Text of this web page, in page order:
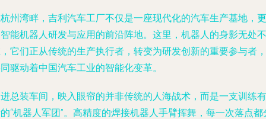
州湾畔，吉利汽车工厂不仅是一座现代化的汽车生产基地，更
能机器人研发与应用的前沿阵地。这里，机器人的身影无处不
它们正从传统的生产执行者，转变为研发创新的重要参与者，
驱动着中国汽车工业的智能化变革。
总装车间，映入眼帘的并非传统的人海战术，而是一支训练有
“机器人军团”。高精度的焊接机器人手臂挥舞，每一次落点都